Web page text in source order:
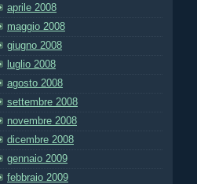
aprile 2008
maggio 2008
giugno 2008
luglio 2008
agosto 2008
settembre 2008
novembre 2008
dicembre 2008
gennaio 2009
febbraio 2009